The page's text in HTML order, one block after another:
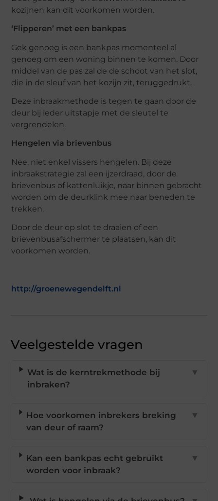
kozijnen kan dit voorkomen worden.
‘Flipperen’ met een bankpas
Gek genoeg is een bankpas momenteel al
genoeg om een woning binnen te komen. Door
middel van de pas zal de de schoot van het slot,
die in de sleuf van het kozijn zit, teruggedrukt.
Deze inbraakmethode is tegen te gaan door de
deur bij ieder uitstapje met de sleutel te
vergrendelen.
Hengelen via brievenbus
Nee, niet enkel vissers hengelen. Bij deze
inbraakstrategie zal een ijzerdraad, door de
brievenbus of kattenluikje, naar binnen gebracht
worden om de deurklink mee naar beneden te
trekken.
Door de deur op slot te draaien of een
brievenbusafschermer te plaatsen, kan dit
voorkomen worden.
http://groenewegendelft.nl
Veelgestelde vragen
Wat is de kerntrekmethode bij
inbraken?
▼
Hoe voorkomen inbrekers breking
van deur of raam?
▼
Kan een bankpas echt gebruikt
worden voor inbraak?
▼